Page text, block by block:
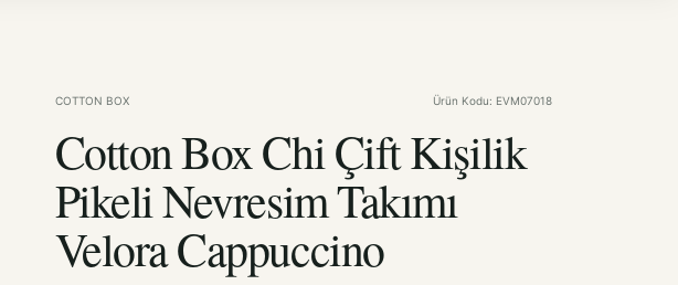
Pijama & Ev Giyimi KURUMSAL ÇÖZÜMLER
Projelere özel, dayanıklı tekstil
seçkileri.
COTTON BOX Ürün Kodu: EVM07018
Cotton Box Chi Çift Kişilik
Pikeli Nevresim Takımı
Velora Cappuccino